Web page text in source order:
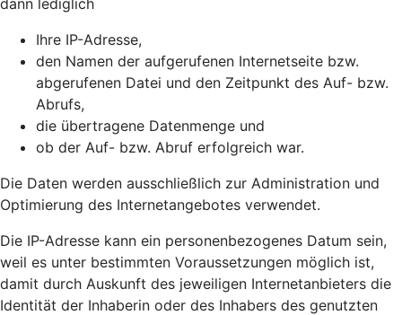
dann lediglich
Ihre IP-Adresse,
den Namen der aufgerufenen Internetseite bzw.
abgerufenen Datei und den Zeitpunkt des Auf- bzw.
Abrufs,
die übertragene Datenmenge und
ob der Auf- bzw. Abruf erfolgreich war.
Die Daten werden ausschließlich zur Administration und
Optimierung des Internetangebotes verwendet.
Die IP-Adresse kann ein personenbezogenes Datum sein,
weil es unter bestimmten Voraussetzungen möglich ist,
damit durch Auskunft des jeweiligen Internetanbieters die
Identität der Inhaberin oder des Inhabers des genutzten